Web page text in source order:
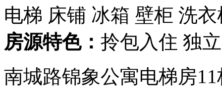
电梯 床铺 冰箱 壁柜 洗衣
房源特色： 拎包入住 独
南城路锦象公寓电梯房